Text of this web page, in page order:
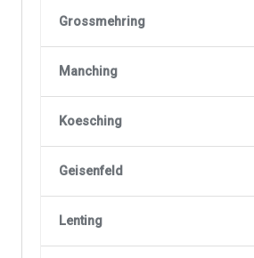
Grossmehring
Manching
Koesching
Geisenfeld
Lenting